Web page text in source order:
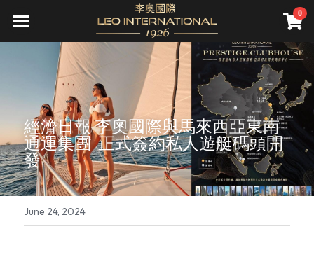
0
關於我們
公司介紹
願景
頂級服務
精準健康
直營診所
集團旗下診所(併購)
資產管理
資產管理
精品不動產
先騰馬業
高雄藝術博覽會
尊榮會員
會員禮遇
成為會員
一年期會籍
遊艇銷售
全球據點
新聞報導
經濟日報 李奧國際與馬來西亞東南
通運集團  正式簽約私人遊艇碼頭開
發
June 24, 2024
×
STORE CATEGORIES
All Categories